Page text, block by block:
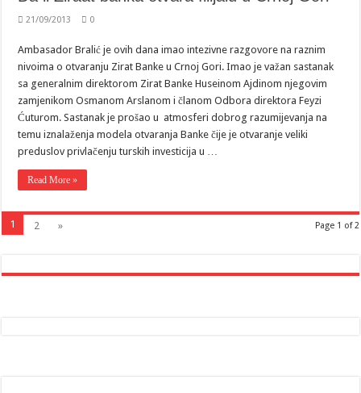
21/09/2013 0
Ambasador Bralić je ovih dana imao intezivne razgovore na raznim
nivoima o otvaranju Zirat Banke u Crnoj Gori. Imao je važan sastanak
sa generalnim direktorom Zirat Banke Huseinom Ajdinom njegovim
zamjenikom Osmanom Arslanom i članom Odbora direktora Feyzi
Ćuturom. Sastanak je prošao u atmosferi dobrog razumijevanja na
temu iznalaženja modela otvaranja Banke čije je otvaranje veliki
preduslov privlačenju turskih investicija u …
Read More »
Page 1 of 2
1 2 »